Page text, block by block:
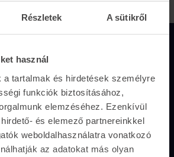
Részletek A sütikről
használ
a tartalmak és hirdetések személyre
funkciók biztosításához,
elemzéséhez. Ezenkívül
és elemező partnereinkkel
weboldalhasználatra vonatkozó
az adatokat más olyan
Magánszemélyeknek
és hirdetési lehetőségek
Fizetési lehetőségek
Hirdetőtábla